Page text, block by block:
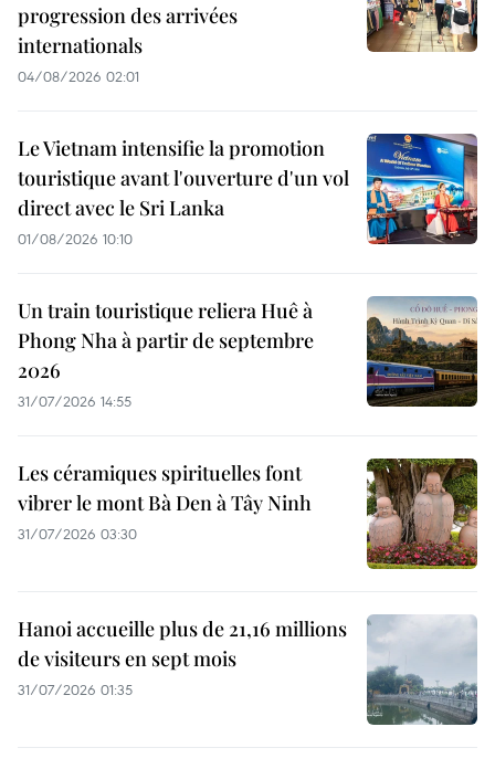
progression des arrivées
internationals
04/08/2026 02:01
Le Vietnam intensifie la promotion
touristique avant l'ouverture d'un vol
direct avec le Sri Lanka
01/08/2026 10:10
Un train touristique reliera Huê à
Phong Nha à partir de septembre
2026
31/07/2026 14:55
Les céramiques spirituelles font
vibrer le mont Bà Den à Tây Ninh
31/07/2026 03:30
Hanoi accueille plus de 21,16 millions
de visiteurs en sept mois ​
31/07/2026 01:35